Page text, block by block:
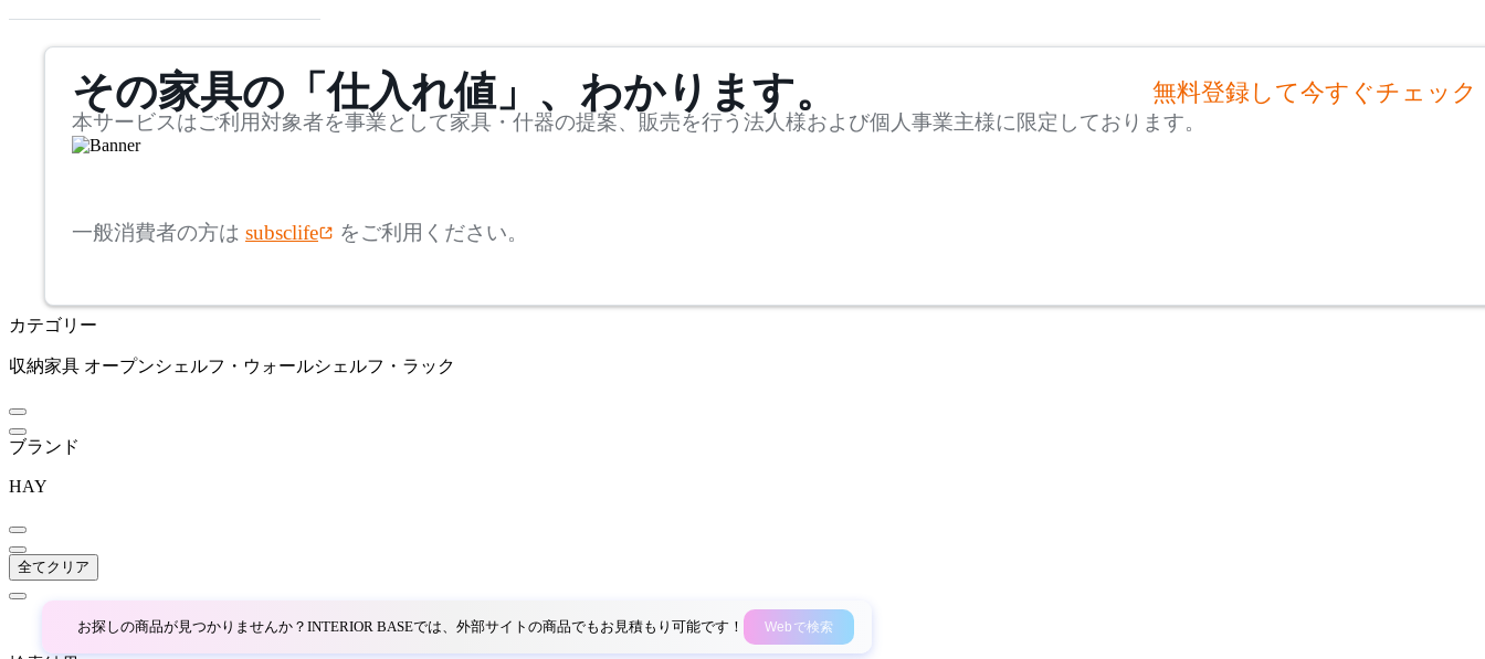
アズマヤ
バイインテリアズ
コッコレ
コレクションリビング
mm
検索
~
~
座面高
検索
~
その家具の「仕入れ値」、わかります。 無料登録して今すぐチェック
本サービスはご利用対象者を事業として家具・什器の提案、販売を行う法人様および個人事業主様に限定しております。
一般消費者の方は subsclife をご利用ください。
カテゴリー
収納家具 オープンシェルフ・ウォールシェルフ・ラック
ブランド
HAY
全てクリア
お探しの商品が見つかりませんか？INTERIOR BASEでは、外部サイトの商品でもお見積もり可能です！ Webで検索